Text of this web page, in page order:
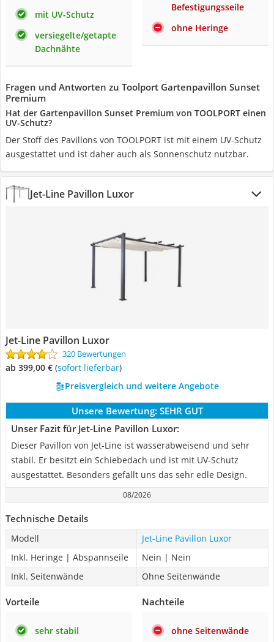
mit UV-Schutz
versiegelte/getapte
Dachnähte
Befestigungsseile
ohne Heringe
Fragen und Antworten zu Toolport Gartenpavillon Sunset
Premium
Hat der Gartenpavillon Sunset Premium von TOOLPORT einen
UV-Schutz?
Der Stoff des Pavillons von TOOLPORT ist mit einem UV-Schutz
ausgestattet und ist daher auch als Sonnenschutz nutzbar.
Jet-Line Pavillon Luxor
Jet-Line Pavillon Luxor
320 Bewertungen
ab 399,00 € ( Sofort lieferbar)
Preisvergleich und weitere Angebote
Unsere Bewertung: SEHR GUT
Unser Fazit für Jet-Line Pavillon Luxor:
Dieser Pavillon von Jet-Line ist wasserabweisend und sehr
stabil. Er besitzt ein Schiebedach und ist mit UV-Schutz
ausgestattet. Besonders gefällt uns das sehr edle Design.
08/2026
Technische Details
Modell
Jet-Line Pavillon Luxor
Inkl. Heringe | Abspannseile
Nein | Nein
Inkl. Seitenwände
Ohne Seitenwände
Vorteile
sehr stabil
Nachteile
ohne Seitenwände